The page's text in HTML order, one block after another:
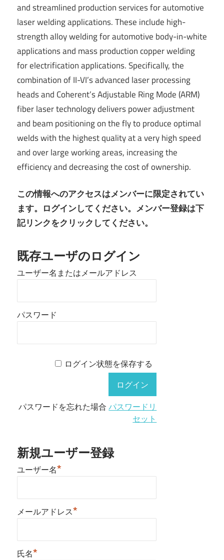
and streamlined production services for automotive
laser welding applications. These include high-
strength alloy welding for automotive body-in-white
applications and mass production copper welding
for electrification applications. Specifically, the
combination of II-VI’s advanced laser processing
heads and Coherent’s Adjustable Ring Mode (ARM)
fiber laser technology delivers power adjustment
and beam positioning on the fly to produce optimal
welds with the highest quality at a very high speed
and over large working areas, increasing the
efficiency and decreasing the cost of ownership.
この情報へのアクセスはメンバーに限定されてい
ます。ログインしてください。メンバー登録は下
記リンクをクリックしてください。
既存ユーザのログイン
ユーザー名またはメールアドレス
パスワード
ログイン状態を保存する
パスワードを忘れた場合パスワードリ
セット
新規ユーザー登録
ユーザー名*
メールアドレス*
氏名*